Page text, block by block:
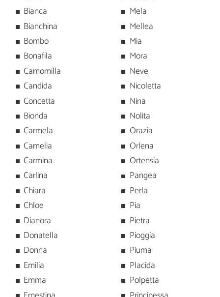
Bianca
Bianchina
Bombo
Bonafila
Camomilla
Candida
Concetta
Bionda
Carmela
Camelia
Carmina
Carlina
Chiara
Chloe
Dianora
Donatella
Donna
Emilia
Emma
Mela
Mellea
Mia
Mora
Neve
Nicoletta
Nina
Nolita
Orazia
Orlena
Ortensia
Pangea
Perla
Pia
Pietra
Pioggia
Piuma
Placida
Polpetta